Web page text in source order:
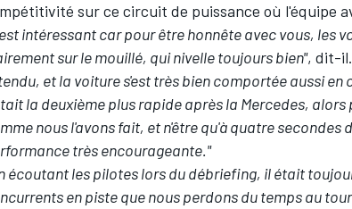
sur ce circuit de puissance où l'équipe
intéressant car pour être honnête avec vous, les
sur le mouillé, qui nivelle toujours bien", dit-il.
et la voiture s'est très bien comportée aussi
la deuxième plus rapide après la Mercedes,
nous l'avons fait, et n'être qu'à quatre secondes
très encourageante."
écoutant les pilotes lors du débriefing, il était
en piste que nous perdons du temps au